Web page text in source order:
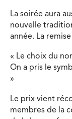
La soirée aura
nouvelle
année. La
« Le choix du
On a pris le
»
Le prix vient
membres de la